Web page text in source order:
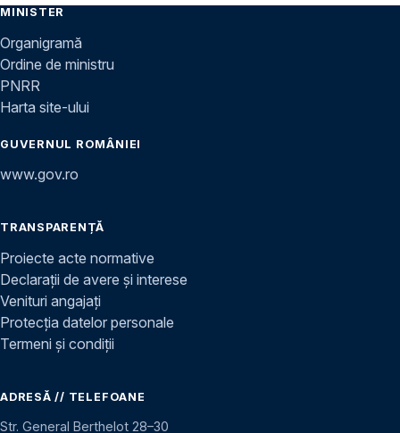
MINISTER
Organigramă
Ordine de ministru
PNRR
Harta site-ului
GUVERNUL ROMÂNIEI
www.gov.ro
TRANSPARENȚĂ
Proiecte acte normative
Declarații de avere și interese
Venituri angajați
Protecția datelor personale
Termeni și condiții
ADRESĂ // TELEFOANE
Str. General Berthelot 28–30